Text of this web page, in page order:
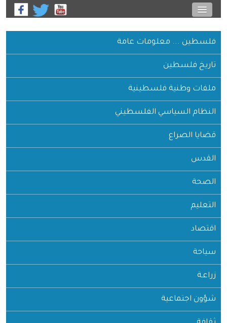
فلسطين ... معلومات عامة
تاريخ فلسطين
ملفات وطنية فلسطينية
النظام السياسي الفلسطيني
قضايا الصراع
القدس
الصحة
التعليم
اقتصاد
سياحة
زراعـة
شؤون اجتماعية